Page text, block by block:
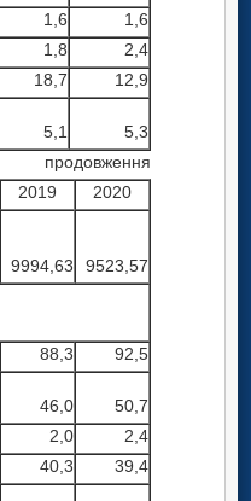
1,6
1,6
1,8
2,4
18,7
12,9
5,1
5,3
продовження
2019
2020
9994,63
9523,57
88,3
92,5
46,0
50,7
2,0
2,4
40,3
39,4